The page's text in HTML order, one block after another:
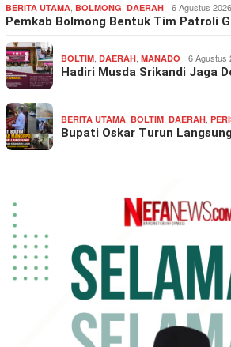
BERITA UTAMA, BOLMONG, DAERAH 6 Agustus 2026
Pemkab Bolmong Bentuk Tim Patroli
BOLTIM, DAERAH, MANADO 6 Agustus
Hadiri Musda Srikandi Jaga
BERITA UTAMA, BOLTIM, DAERAH,
Bupati Oskar Turun